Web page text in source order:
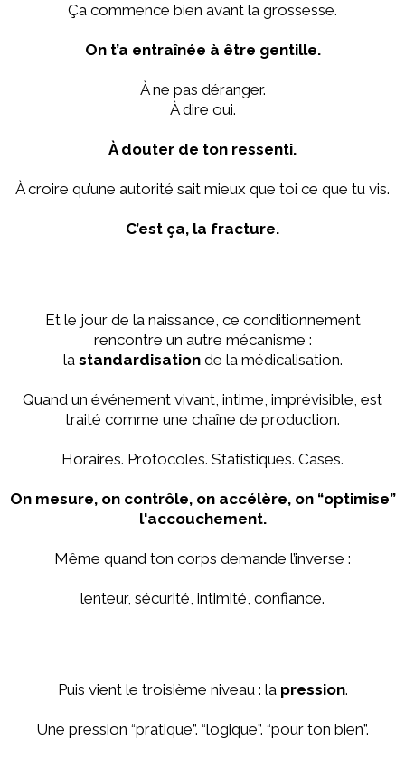
Ça commence bien avant la grossesse.
On t’a entraînée à être gentille.
À ne pas déranger.
À dire oui.
À douter de ton ressenti.
À croire qu’une autorité sait mieux que toi ce que tu vis.
C’est ça, la fracture.
Et le jour de la naissance, ce conditionnement
rencontre un autre mécanisme :
la standardisationde la médicalisation.
Quand un événement vivant, intime, imprévisible, est
traité comme une chaîne de production.
Horaires. Protocoles. Statistiques. Cases.
On mesure, on contrôle, on accélère, on “optimise”
l'accouchement.
Même quand ton corps demande l’inverse :
lenteur, sécurité, intimité, confiance.
Puis vient le troisième niveau : la pression.
Une pression “pratique”. “logique”. “pour ton bien”.